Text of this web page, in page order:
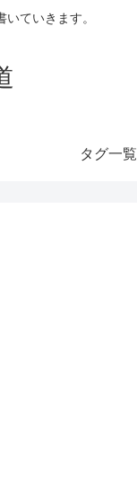
ていきます。
タグ一覧